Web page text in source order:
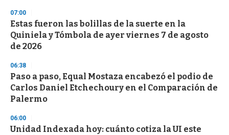
d
s
o
f
3
s
e
c
o
n
07:00
Estas fueron las bolillas de la suerte en la
Quiniela y Tómbola de ayer viernes 7 de agosto
de 2026
06:38
Paso a paso, Equal Mostaza encabezó el podio de
Carlos Daniel Etchechoury en el Comparación de
Palermo
06:00
Unidad Indexada hoy: cuánto cotiza la UI este